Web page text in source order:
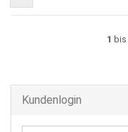
1 bis
Kundenlogin